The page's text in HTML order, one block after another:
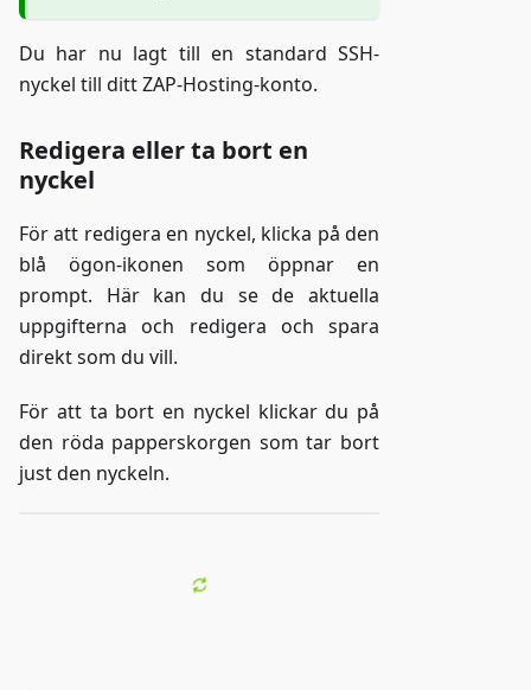
Du har nu lagt till en standard SSH-
nyckel till ditt ZAP-Hosting-konto.
Redigera eller ta bort en
nyckel
För att redigera en nyckel, klicka på den
blå ögon-ikonen som öppnar en
prompt. Här kan du se de aktuella
uppgifterna och redigera och spara
direkt som du vill.
För att ta bort en nyckel klickar du på
den röda papperskorgen som tar bort
just den nyckeln.